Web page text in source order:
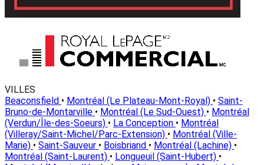
VILLES
Beaconsfield • Montréal (Le Plateau-Mont-Royal) • Saint-
Bruno-de-Montarville • Montréal (Le Sud-Ouest) • Montréal
(Verdun/Île-des-Soeurs) • La Conception • Montréal
(Villeray/Saint-Michel/Parc-Extension) • Montréal (Ville-
Marie) • Saint-Sauveur • Boisbriand • Montréal (Lachine) •
Montréal (Saint-Laurent) • Longueuil (Saint-Hubert) •